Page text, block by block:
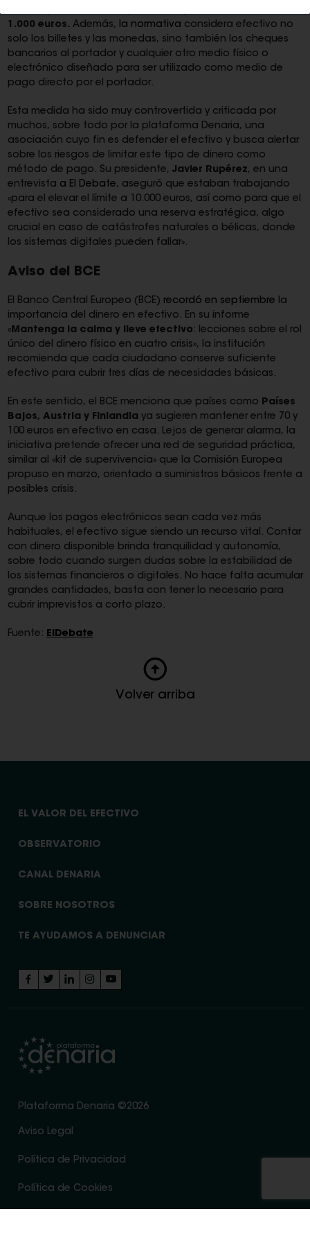
1.000 euros. Además, la normativa considera efectivo no
solo los billetes y las monedas, sino también los cheques
bancarios al portador y cualquier otro medio físico o
electrónico diseñado para ser utilizado como medio de
pago directo por el portador.
Esta medida ha sido muy controvertida y criticada por
muchos, sobre todo por la plataforma Denaria, una
asociación cuyo fin es defender el efectivo y busca alertar
sobre los riesgos de limitar este tipo de dinero como
método de pago. Su presidente, Javier Rupérez, en una
entrevista a El Debate, aseguró que estaban trabajando
«para el elevar el límite a 10.000 euros, así como para que el
efectivo sea considerado una reserva estratégica, algo
crucial en caso de catástrofes naturales o bélicas, donde
los sistemas digitales pueden fallar».
Aviso del BCE
El Banco Central Europeo (BCE) recordó en septiembre la
importancia del dinero en efectivo. En su informe
«Mantenga la calma y lleve efectivo : lecciones sobre el rol
único del dinero físico en cuatro crisis», la institución
recomienda que cada ciudadano conserve suficiente
efectivo para cubrir tres días de necesidades básicas.
En este sentido, el BCE menciona que países como Países
Bajos, Austria y Finlandia ya sugieren mantener entre 70 y
100 euros en efectivo en casa. Lejos de generar alarma, la
iniciativa pretende ofrecer una red de seguridad práctica,
similar al «kit de supervivencia» que la Comisión Europea
propuso en marzo, orientado a suministros básicos frente a
posibles crisis.
Aunque los pagos electrónicos sean cada vez más
habituales, el efectivo sigue siendo un recurso vital. Contar
con dinero disponible brinda tranquilidad y autonomía,
sobre todo cuando surgen dudas sobre la estabilidad de
los sistemas financieros o digitales. No hace falta acumular
grandes cantidades, basta con tener lo necesario para
cubrir imprevistos a corto plazo.
Fuente: ElDebate
Volver arriba
EL VALOR DEL EFECTIVO
OBSERVATORIO
CANAL DENARIA
SOBRE NOSOTROS
TE AYUDAMOS A DENUNCIAR
Plataforma Denaria ©2026
Aviso Legal
Política de Privacidad
Política de Cookies